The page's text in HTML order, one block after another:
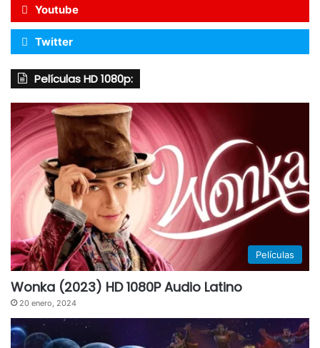
Youtube
Twitter
Películas HD 1080p:
Películas
Wonka (2023) HD 1080P Audio Latino
20 enero, 2024